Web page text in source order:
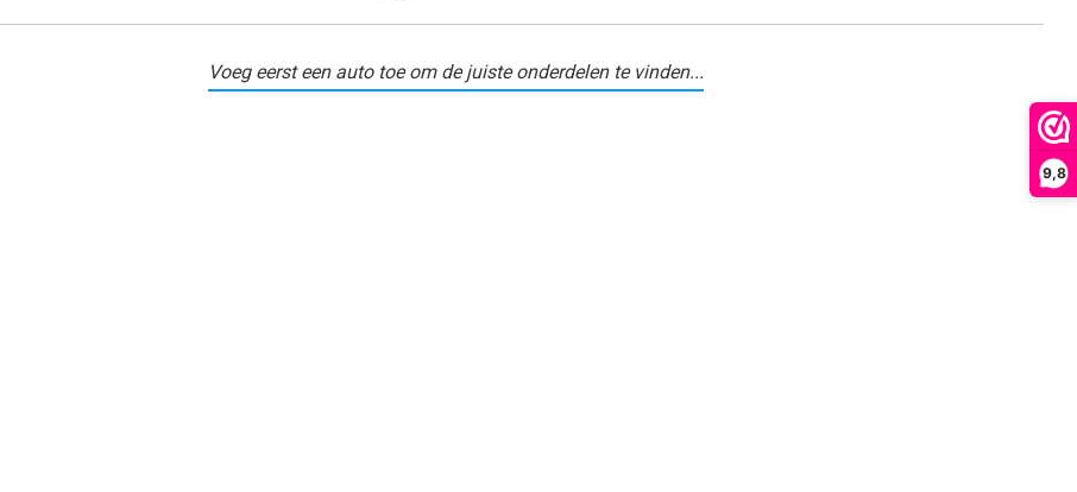
9,8
Voeg eerst een auto toe om de juiste onderdelen te vinden...